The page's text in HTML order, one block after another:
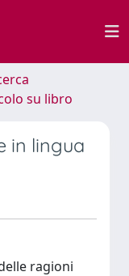
su libro
in lingua
ragioni